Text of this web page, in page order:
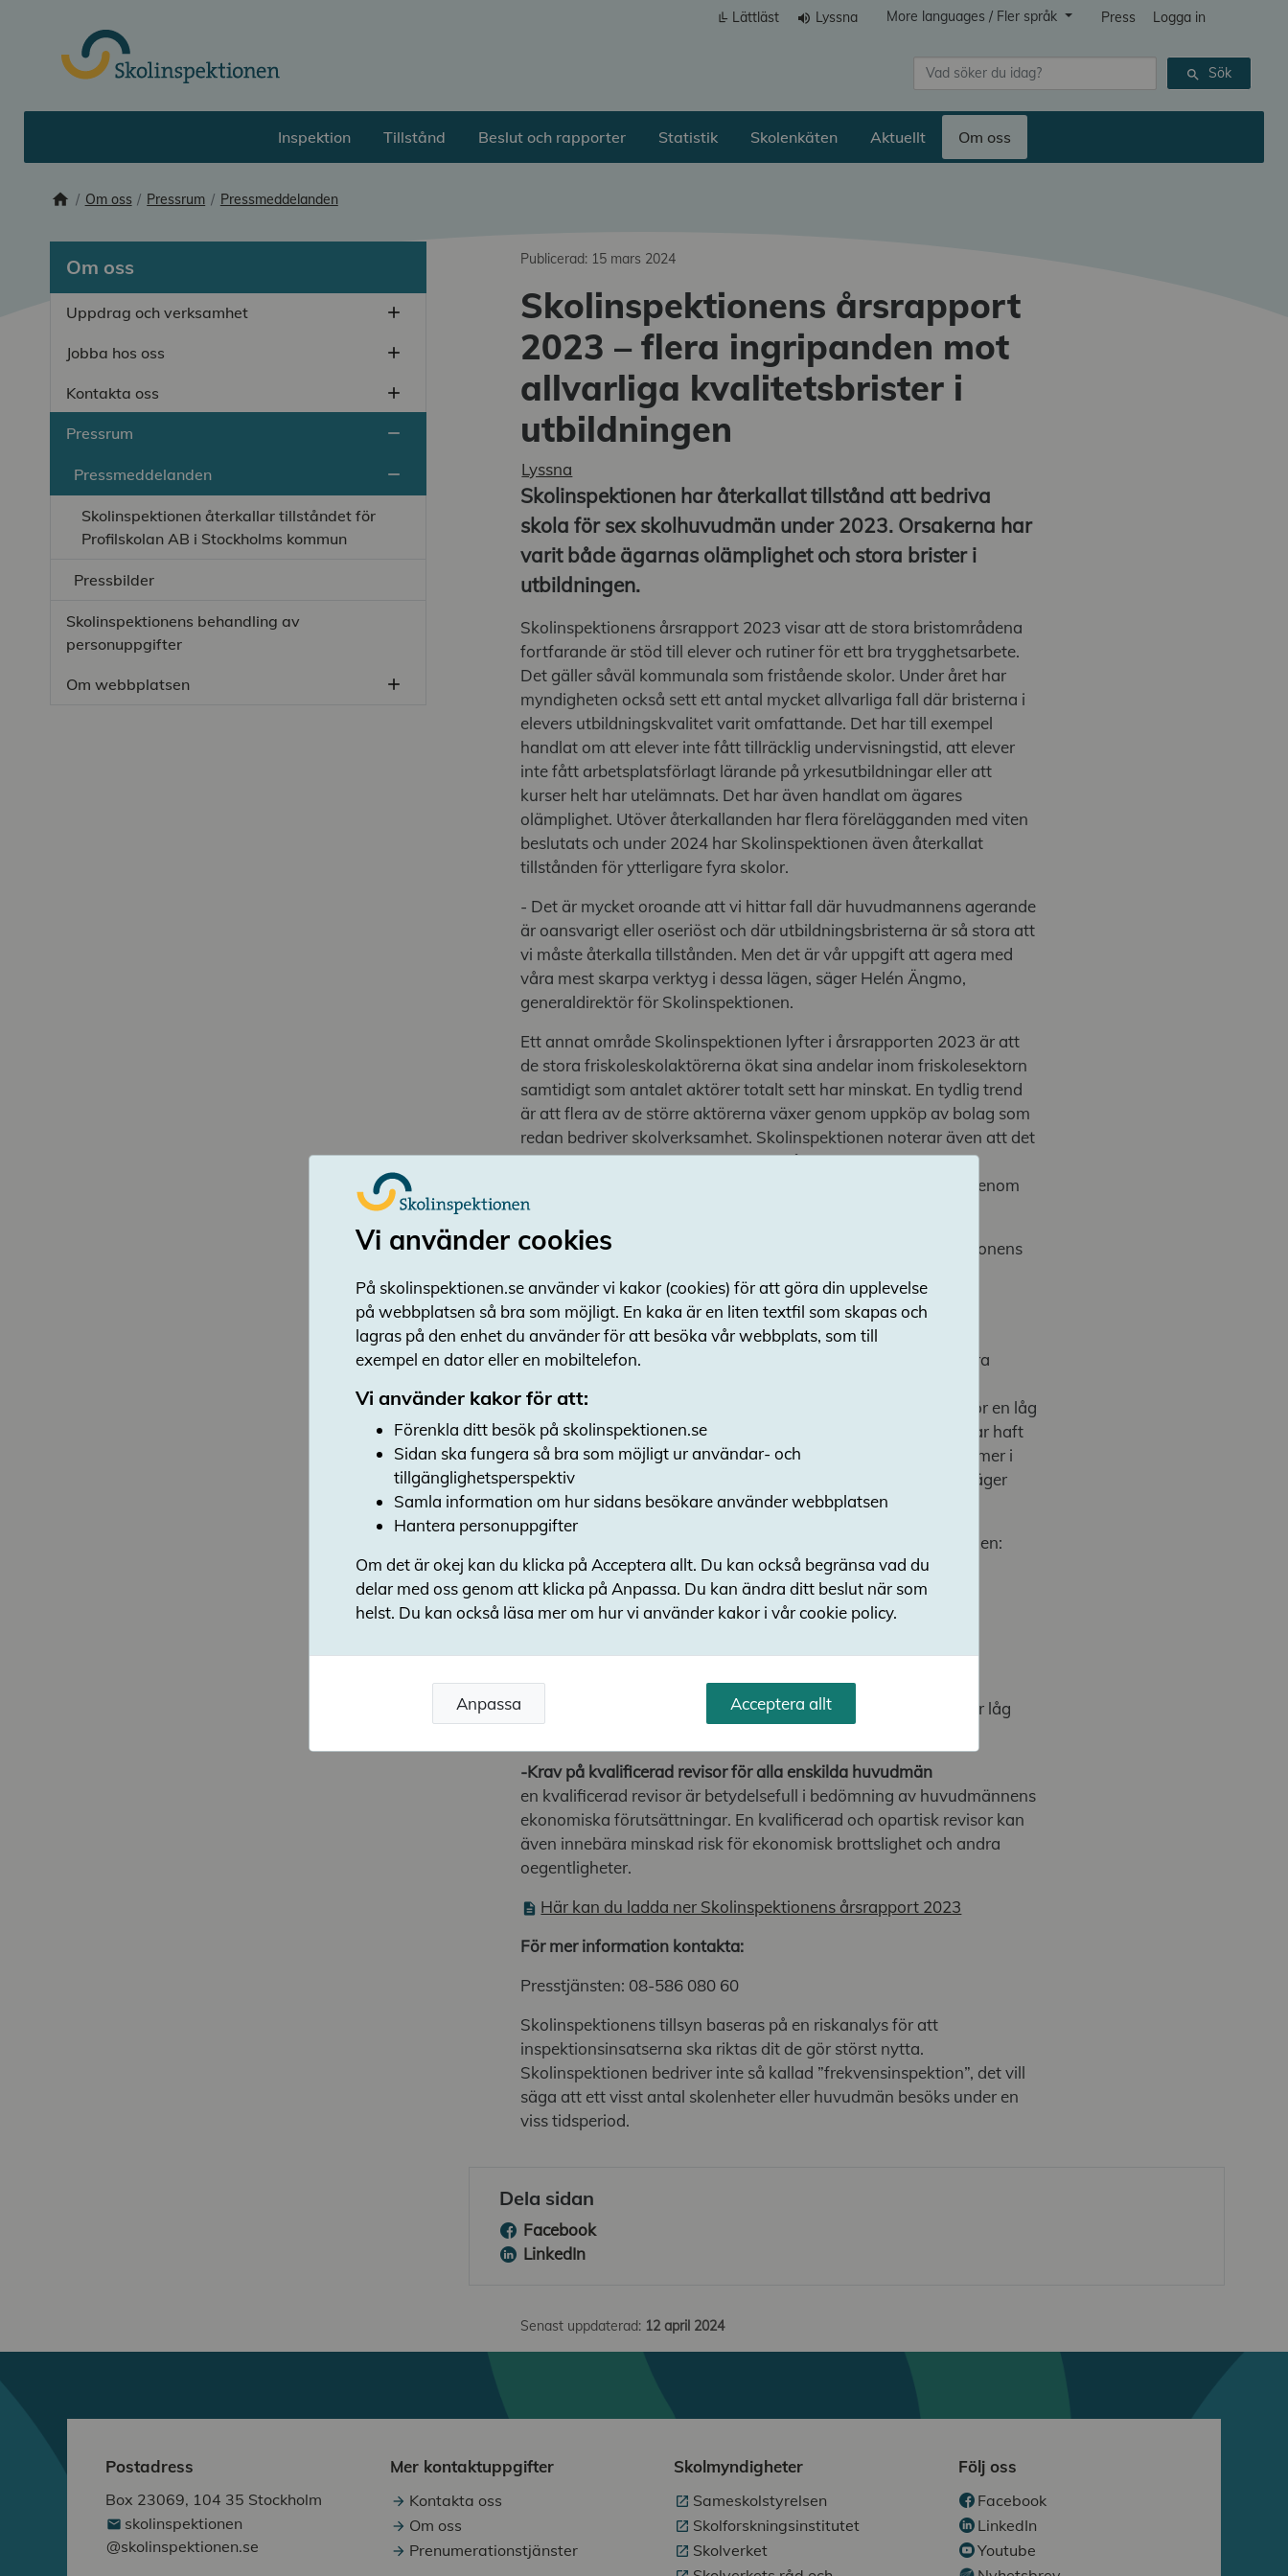
Till huvudinnehåll
Lättläst volume_up Lyssna More languages / Fler språk Press Logga in
search Sök
Inspektion Tillstånd Beslut och rapporter Statistik Skolenkäten Aktuellt Om oss
home Startsida
Om oss Pressrum Pressmeddelanden
Om oss
Uppdrag och verksamhet addÖppna undermeny
Jobba hos oss addÖppna undermeny
Kontakta oss addÖppna undermeny
Pressrum remove
Pressmeddelanden remove
Skolinspektionen återkallar tillståndet för
Profilskolan AB i Stockholms kommun
Pressbilder
Skolinspektionens behandling av
personuppgifter
Om webbplatsen addÖppna undermeny
Publicerad: 15 mars 2024
Skolinspektionens årsrapport
2023 – flera ingripanden mot
allvarliga kvalitetsbrister i
utbildningen
Lyssna
Skolinspektionen har återkallat tillstånd att bedriva
skola för sex skolhuvudmän under 2023. Orsakerna har
varit både ägarnas olämplighet och stora brister i
utbildningen.
Skolinspektionens årsrapport 2023 visar att de stora bristområdena
fortfarande är stöd till elever och rutiner för ett bra trygghetsarbete.
Det gäller såväl kommunala som fristående skolor. Under året har
myndigheten också sett ett antal mycket allvarliga fall där bristerna i
elevers utbildningskvalitet varit omfattande. Det har till exempel
handlat om att elever inte fått tillräcklig undervisningstid, att elever
inte fått arbetsplatsförlagt lärande på yrkesutbildningar eller att
kurser helt har utelämnats. Det har även handlat om ägares
olämplighet. Utöver återkallanden har flera förelägganden med viten
beslutats och under 2024 har Skolinspektionen även återkallat
tillstånden för ytterligare fyra skolor.
- Det är mycket oroande att vi hittar fall där huvudmannens agerande
är oansvarigt eller oseriöst och där utbildningsbristerna är så stora att
vi måste återkalla tillstånden. Men det är vår uppgift att agera med
våra mest skarpa verktyg i dessa lägen, säger Helén Ängmo,
generaldirektör för Skolinspektionen.
Ett annat område Skolinspektionen lyfter i årsrapporten 2023 är att
de stora friskoleskolaktörerna ökat sina andelar inom friskolesektorn
samtidigt som antalet aktörer totalt sett har minskat. En tydlig trend
är att flera av de större aktörerna växer genom uppköp av bolag som
redan bedriver skolverksamhet. Skolinspektionen noterar även att det
förekommer aktörer som inte skulle fått godkänt vid en
tillståndsansökan, men som ändå kan utöka sin verksamhet genom
uppköp.
I årets rapport lyfts även flera frågor om komvux. Skolinspektionens
utbildningskvalitet inom vuxenutbildningen.
- Det är positivt att vi i allt större utsträckning kunnat granska
vuxenutbildningen under 2023. Det har medfört att vi sett stora
reglering inom vuxenutbildningen medför att det finns risker för en låg
ambitionsnivå i undervisningen. Vidare ser vi att huvudmän har haft
svag insikt om sitt ansvar och att vuxenutbildningen ofta kommer i
skymundan i förhållande till grundskola och gymnasieskola, säger
Helén Ängmo.
I år lyfter Skolinspektionen även fyra viktiga frågor till regeringen:
-Fler pådrivande verktyg vid allvarliga brister
exempelvis sanktionsavgifter och nekande av statsbidrag.
-Lagstiftningen inom komvux
den relativt öppna regleringen av komvux kan innebära risk för låg
-Krav på kvalificerad revisor för alla enskilda huvudmän
en kvalificerad revisor är betydelsefull i bedömning av huvudmännens
ekonomiska förutsättningar. En kvalificerad och opartisk revisor kan
även innebära minskad risk för ekonomisk brottslighet och andra
oegentligheter.
Här kan du ladda ner Skolinspektionens årsrapport 2023
För mer information kontakta:
Presstjänsten: 08-586 080 60
Skolinspektionens tillsyn baseras på en riskanalys för att
inspektionsinsatserna ska riktas dit de gör störst nytta.
Skolinspektionen bedriver inte så kallad ”frekvensinspektion”, det vill
säga att ett visst antal skolenheter eller huvudmän besöks under en
viss tidsperiod.
Dela sidan
Facebook
LinkedIn
Senast uppdaterad: 12 april 2024
Postadress
Box 23069, 104 35 Stockholm
skolinspektionen
@skolinspektionen.se
Mer kontaktuppgifter
Kontakta oss
Om oss
Prenumerationstjänster
Skolmyndigheter
Sameskolstyrelsen
Skolforskningsinstitutet
Skolverket
Följ oss
Facebook
LinkedIn
Youtube
Vi använder cookies
På skolinspektionen.se använder vi kakor (cookies) för att göra din upplevelse
på webbplatsen så bra som möjligt. En kaka är en liten textfil som skapas och
lagras på den enhet du använder för att besöka vår webbplats, som till
exempel en dator eller en mobiltelefon.
Vi använder kakor för att:
Förenkla ditt besök på skolinspektionen.se
Sidan ska fungera så bra som möjligt ur användar- och
tillgänglighetsperspektiv
Samla information om hur sidans besökare använder webbplatsen
Hantera personuppgifter
Om det är okej kan du klicka på Acceptera allt. Du kan också begränsa vad du
delar med oss genom att klicka på Anpassa. Du kan ändra ditt beslut när som
helst. Du kan också läsa mer om hur vi använder kakor i vår cookie policy.
Anpassa Acceptera allt